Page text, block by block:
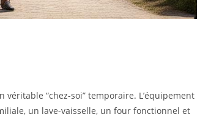
“chez-soi” temporaire. L’équipement
un lave-vaisselle, un four fonctionnel et